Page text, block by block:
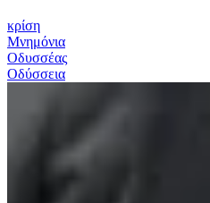
κρίση
Μνημόνια
Οδυσσέας
Οδύσσεια